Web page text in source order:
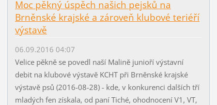
Moc pěkný úspěch našich pejsků na
Brněnské krajské a zároveň klubové teriéří
výstavě
06.09.2016 04:07
Velice pěkně se povedl naší Malině junioří výstavní
debit na klubové výstavě KCHT při Brněnské krajské
výstavě psů (2016-08-28) - kde, v konkurenci dalších tří
mladých fen získala, od paní Tiché, ohodnocení V1, VT,